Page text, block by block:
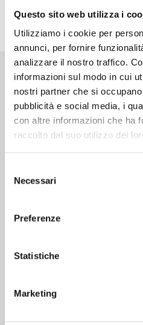
Questo sito web utilizza i
Utilizziamo i cookie per
annunci, per fornire
analizzare il nostro traffico.
informazioni sul modo in cui
nostri partner che si
pubblicità e social media, i
con altre informazioni che ha
raccolto dal suo utilizzo dei
delNecessari
Preferenze
Statistiche
Marketing
alla serie di Djun nella
Altri volumi